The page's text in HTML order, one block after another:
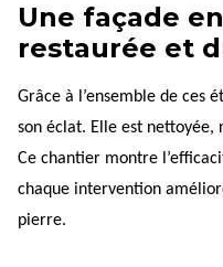
Une façade
restaurée et
Grâce à l’ensemble de ces
son éclat. Elle est
Ce chantier montre
chaque intervention
pierre.